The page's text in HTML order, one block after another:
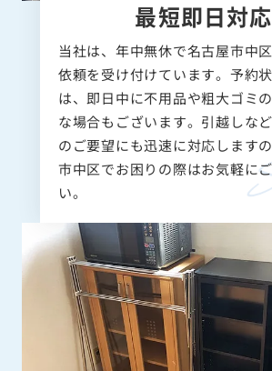
最短即日対応
当社は、年中無休で名古屋市中
依頼を受け付けています。予約
は、即日中に不用品や粗大ゴミ
な場合もございます。引越しな
のご要望にも迅速に対応します
市中区でお困りの際はお気軽に
い。